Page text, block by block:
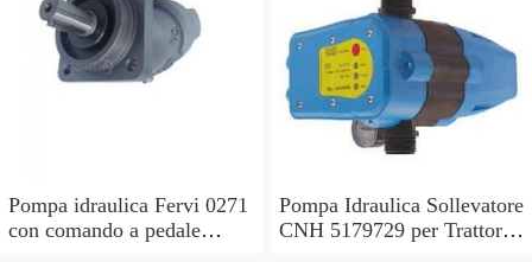
Pompa idraulica Fervi 0271
con comando a pedale
Pompa Idraulica Sollevatore
CNH 5179729 per Trattori